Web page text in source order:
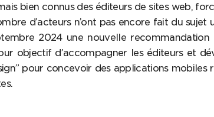
bien connus des éditeurs de sites web,
d’acteurs n’ont pas encore fait du sujet
2024 une nouvelle
objectif d’accompagner les éditeurs et
pour concevoir des applications mobiles